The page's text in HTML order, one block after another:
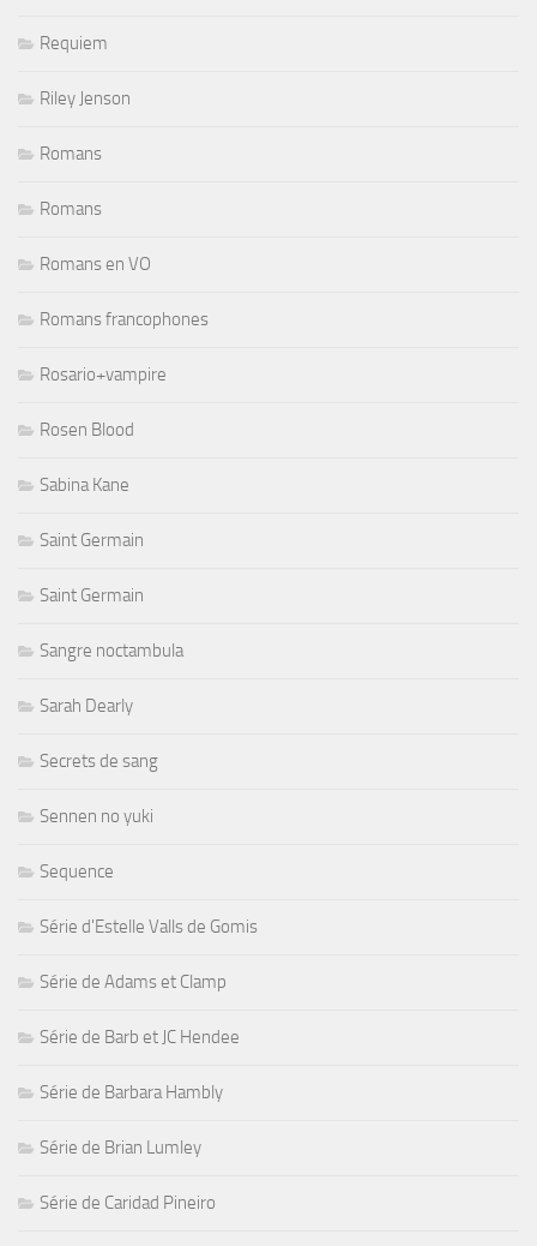
Requiem
Riley Jenson
Romans
Romans
Romans en VO
Romans francophones
Rosario+vampire
Rosen Blood
Sabina Kane
Saint Germain
Saint Germain
Sangre noctambula
Sarah Dearly
Secrets de sang
Sennen no yuki
Sequence
Série d'Estelle Valls de Gomis
Série de Adams et Clamp
Série de Barb et JC Hendee
Série de Barbara Hambly
Série de Brian Lumley
Série de Caridad Pineiro